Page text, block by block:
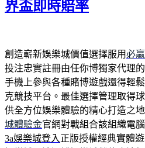
界盃即時賠率
創造嶄新娛樂城價值選擇服用必
投注忠實註冊由任你博獨家代理的
手機上參與各種賭博遊戲還得輕
克競技平台。最佳選擇管理取得
供全方位娛樂體驗的精心打造之
城體驗金官網對戰組合該組織電
3a娛樂城登入 正版授權經典實體